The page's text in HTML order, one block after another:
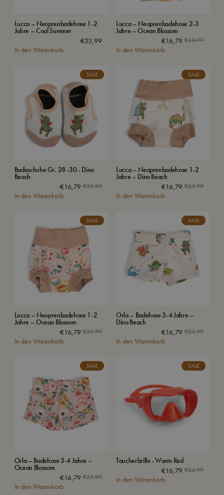
Lucca – Neoprenbadehose 1-2
Jahre – Cool Summer
€23,99
In den Warenkorb
Lucca – Neoprenbadehose 2-3
Jahre – Ocean Blossom
€23,99
€16,79
In den Warenkorb
SALE
Badeschuhe Gr. 28 -30 - Dino
Beach
€23,99
€16,79
In den Warenkorb
SALE
Lucca – Neoprenbadehose 1-2
Jahre – Dino Beach
€23,99
€16,79
In den Warenkorb
SALE
Lucca – Neoprenbadehose 1-2
Jahre – Ocean Blossom
€23,99
€16,79
In den Warenkorb
SALE
Orla – Badehose 3-4 Jahre –
Dino Beach
€23,99
€16,79
In den Warenkorb
SALE
Orla – Badehose 3-4 Jahre –
Ocean Blossom
€23,99
€16,79
In den Warenkorb
SALE
Taucherbrille - Warm Red
€23,99
€16,79
In den Warenkorb